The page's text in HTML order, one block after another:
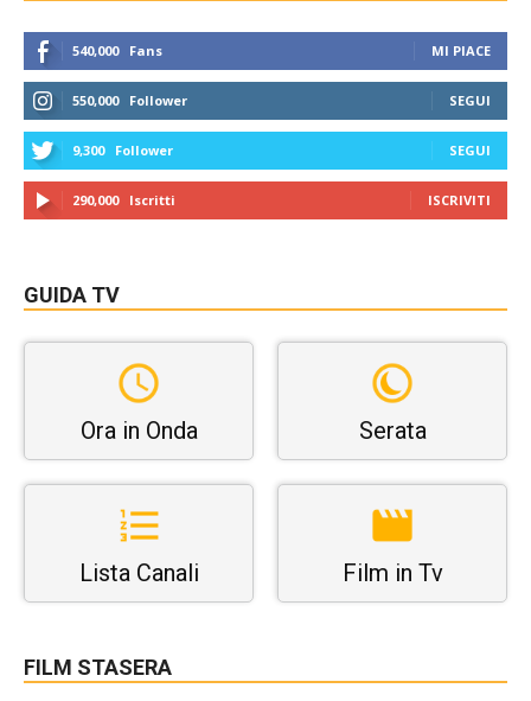
540,000 Fans MI PIACE
550,000 Follower SEGUI
9,300 Follower SEGUI
290,000 Iscritti ISCRIVITI
GUIDA TV
Ora in Onda Serata
Lista Canali Film in Tv
FILM STASERA